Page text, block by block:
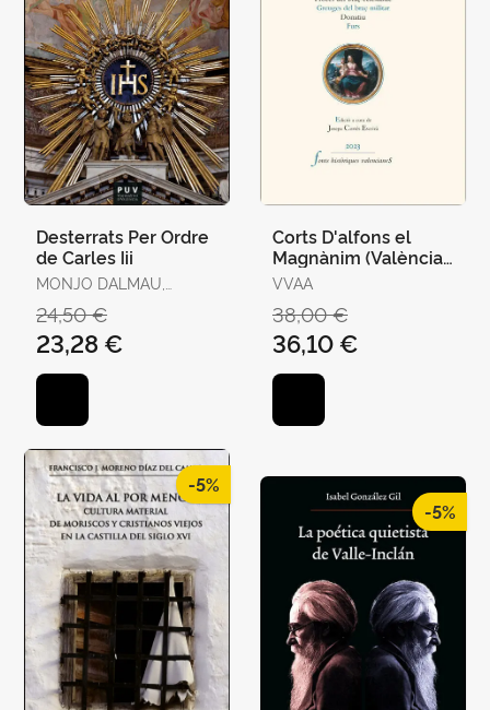
Desterrats Per Ordre
de Carles Iii
MONJO DALMAU,
24,50 €
23,28 €
Corts D'alfons el
Magnànim (València,
1417-1418) Ii
VVAA
38,00 €
36,10 €
-5%
-5%